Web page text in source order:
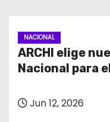
NACIONAL
ARCHI elige
Nacional para
Jun 12, 2026